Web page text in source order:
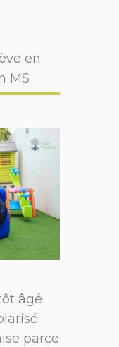
en
MS
âgé
parce